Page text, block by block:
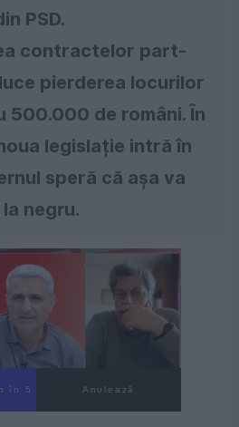
PSD.
contractelor part-
pierderea locurilor
500.000 de români. În
legislație intră în
speră că așa va
negru.
în 4 Anulează